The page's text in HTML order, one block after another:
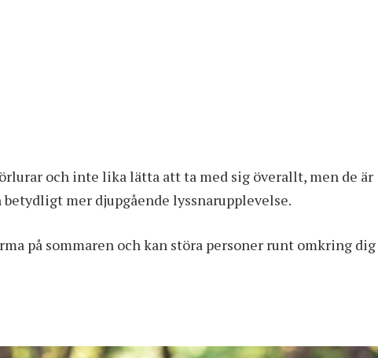
och inte lika lätta att ta med sig överallt, men de är
mer djupgående lyssnarupplevelse.
på sommaren och kan störa personer runt omkring dig